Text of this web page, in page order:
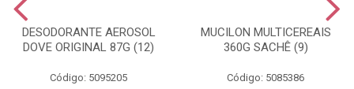
DESODORANTE AEROSOL
DOVE ORIGINAL 87G (12)
Código: 5095205
MUCILON MULTICEREAIS
360G SACHÊ (9)
Código: 5085386